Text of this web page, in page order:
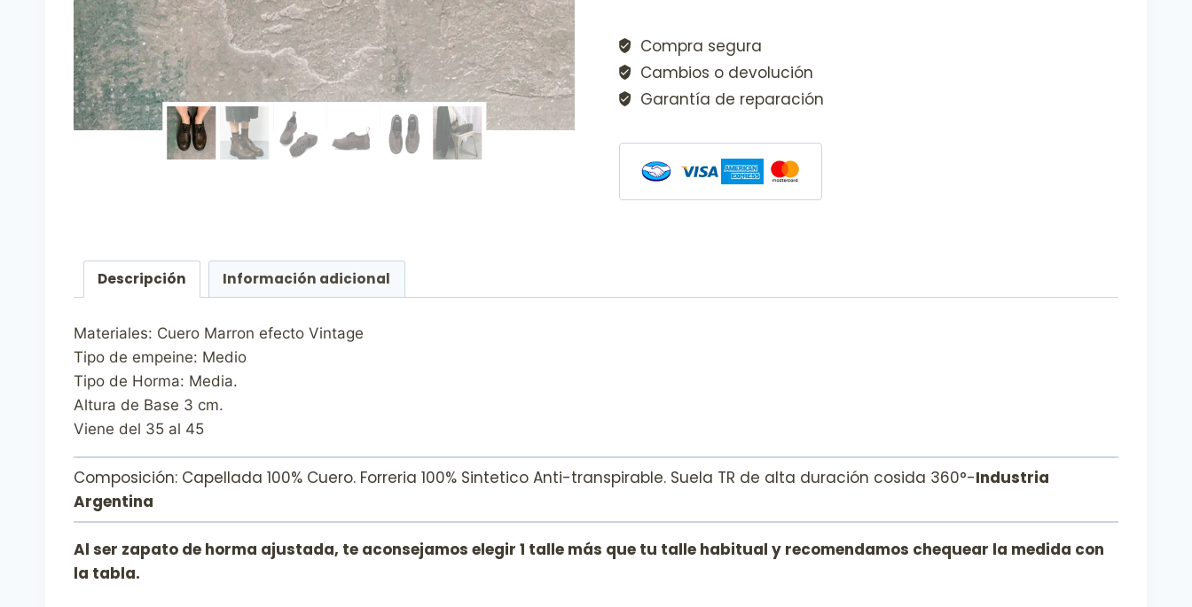
Compra segura
Cambios o devolución
Garantía de reparación
Descripción Información adicional
Materiales: Cuero Marron efecto Vintage
Tipo de empeine: Medio
Tipo de Horma: Media.
Altura de Base 3 cm.
Viene del 35 al 45
Composición: Capellada 100% Cuero. Forreria 100% Sintetico Anti-transpirable. Suela TR de alta duración cosida 360°-Industria
Argentina
Al ser zapato de horma ajustada, te aconsejamos elegir 1 talle más que tu talle habitual y recomendamos chequear la medida con
la tabla.